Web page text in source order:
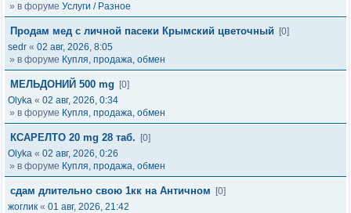
» в форуме Услуги / Разное
Продам мед с личной пасеки Крымский цветочный
[0]
sedr « 02 авг, 2026, 8:05
» в форуме Купля, продажа, обмен
МЕЛЬДОНИЙ 500 mg
[0]
Olyka « 02 авг, 2026, 0:34
» в форуме Купля, продажа, обмен
КСАРЕЛТО 20 mg 28 таб.
[0]
Olyka « 02 авг, 2026, 0:26
» в форуме Купля, продажа, обмен
сдам длительно свою 1кк на Античном
[0]
жоглик « 01 авг, 2026, 21:42